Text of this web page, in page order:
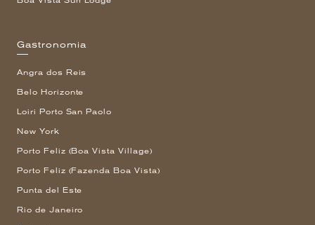
Gastronomia
Angra dos Reis
Belo Horizonte
Loiri Porto San Paolo
New York
Porto Feliz (Boa Vista Village)
Porto Feliz (Fazenda Boa Vista)
Punta del Este
Rio de Janeiro